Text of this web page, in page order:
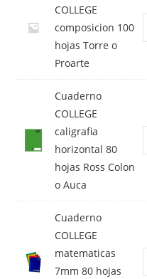
COLLEGE
composicion 100
hojas Torre o
Proarte
Cuaderno
COLLEGE
caligrafia
horizontal 80
hojas Ross Colon
o Auca
Cuaderno
COLLEGE
matematicas
7mm 80 hojas